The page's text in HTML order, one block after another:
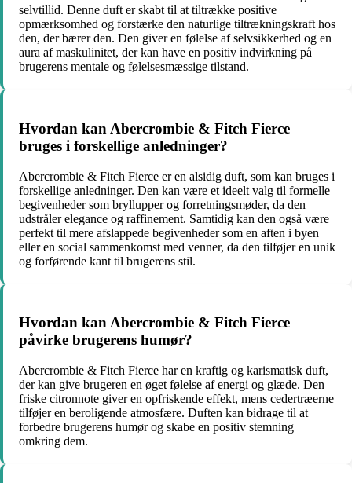
selvtillid. Denne duft er skabt til at tiltrække positive
opmærksomhed og forstærke den naturlige tiltrækningskraft hos
den, der bærer den. Den giver en følelse af selvsikkerhed og en
aura af maskulinitet, der kan have en positiv indvirkning på
brugerens mentale og følelsesmæssige tilstand.
Hvordan kan Abercrombie & Fitch Fierce
bruges i forskellige anledninger?
Abercrombie & Fitch Fierce er en alsidig duft, som kan bruges i
forskellige anledninger. Den kan være et ideelt valg til formelle
begivenheder som bryllupper og forretningsmøder, da den
udstråler elegance og raffinement. Samtidig kan den også være
perfekt til mere afslappede begivenheder som en aften i byen
eller en social sammenkomst med venner, da den tilføjer en unik
og forførende kant til brugerens stil.
Hvordan kan Abercrombie & Fitch Fierce
påvirke brugerens humør?
Abercrombie & Fitch Fierce har en kraftig og karismatisk duft,
der kan give brugeren en øget følelse af energi og glæde. Den
friske citronnote giver en opfriskende effekt, mens cedertræerne
tilføjer en beroligende atmosfære. Duften kan bidrage til at
forbedre brugerens humør og skabe en positiv stemning
omkring dem.